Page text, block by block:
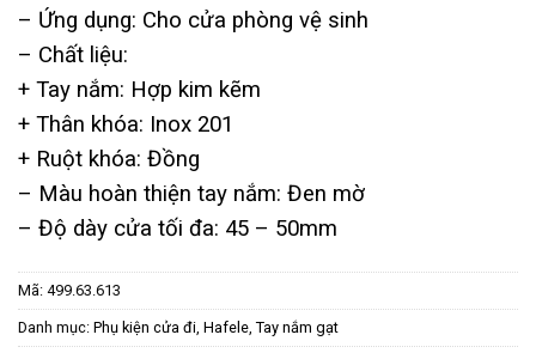
1.058.400 ₫.
– Ứng dụng: Cho cửa phòng vệ sinh
– ​Chất liệu:
+ Tay nắm: Hợp kim kẽm
+ Thân khóa: Inox 201
+ Ruột khóa: Đồng
– Màu hoàn thiện tay nắm: Đen mờ
– Độ dày cửa tối đa: 45 – 50mm
Mã: 499.63.613
Danh mục: Phụ kiện cửa đi Hafele Tay nắm gạt